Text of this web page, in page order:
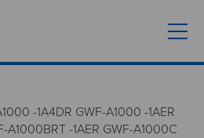
-1A4DR GWF-A1000 -1AER
A1000BRT -1AER GWF-A1000C